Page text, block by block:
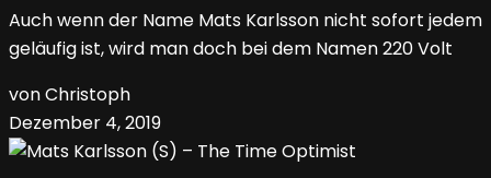
Auch wenn der Name Mats Karlsson nicht sofort jedem
geläufig ist, wird man doch bei dem Namen 220 Volt
von Christoph
Dezember 4, 2019